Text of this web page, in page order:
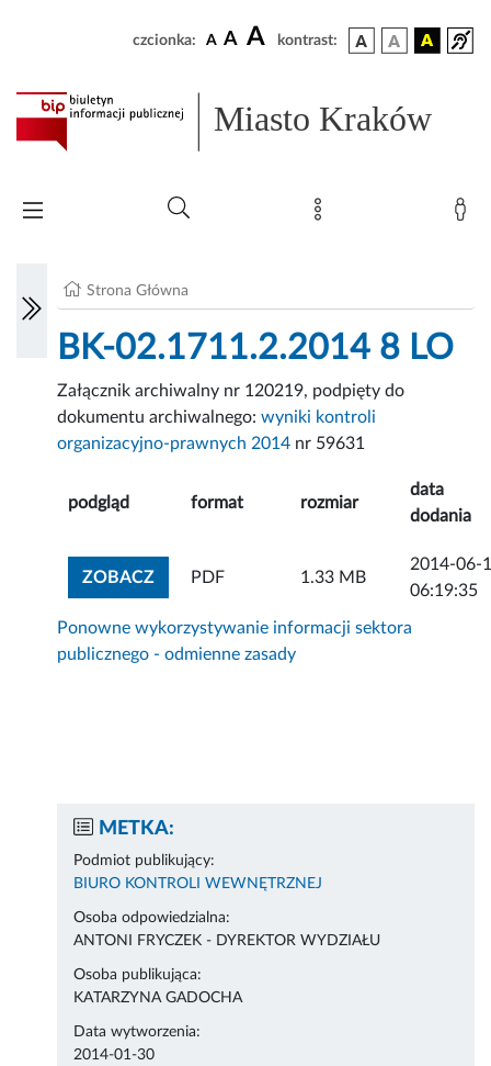
czcionka: A A A kontrast:
Miasto Kraków
Strona Główna
BK-02.1711.2.2014 8 LO
Załącznik archiwalny nr 120219, podpięty do
dokumentu archiwalnego:wyniki kontroli
organizacyjno-prawnych 2014 nr 59631
podgląd format rozmiar
data
dodania
ZOBACZZOBACZ ZAŁĄCZNIK
PDF 1.33 MB
2014-06-
06:19:35
Ponowne wykorzystywanie informacji sektora
publicznego - odmienne zasady
METKA:
Podmiot publikujący:
BIURO KONTROLI WEWNĘTRZNEJ
Osoba odpowiedzialna:
ANTONI FRYCZEK - DYREKTOR WYDZIAŁU
Osoba publikująca:
KATARZYNA GADOCHA
Data wytworzenia:
2014-01-30